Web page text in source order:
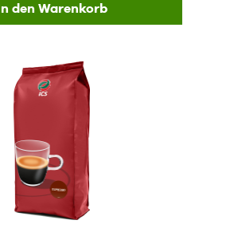
den Warenkorb